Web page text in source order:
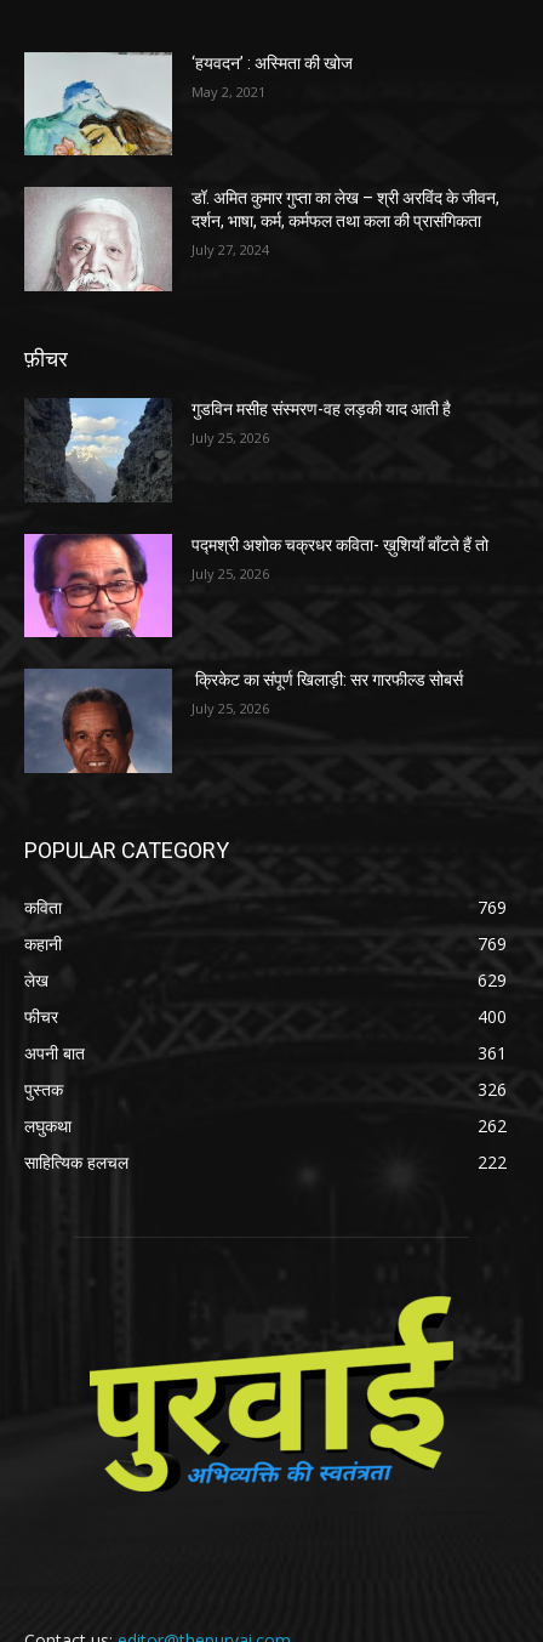
‘हयवदन’ : अस्मिता की खोज
May 2, 2021
डॉ. अमित कुमार गुप्ता का लेख – श्री अरविंद के जीवन,
दर्शन, भाषा, कर्म, कर्मफल तथा कला की प्रासंगिकता
July 27, 2024
फ़ीचर
गुडविन मसीह संस्मरण-वह लड़की याद आती है
July 25, 2026
पद्मश्री अशोक चक्रधर कविता- ख़ुशियाँ बाँटते हैं तो
July 25, 2026
क्रिकेट का संपूर्ण खिलाड़ी: सर गारफील्ड सोबर्स
July 25, 2026
POPULAR CATEGORY
कविता
769
कहानी
769
लेख
629
फीचर
400
अपनी बात
361
पुस्तक
326
लघुकथा
262
साहित्यिक हलचल
222